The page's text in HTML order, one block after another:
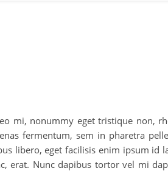
mi, nonummy eget tristique non,
fermentum, sem in pharetra
libero, eget facilisis enim ipsum id
erat. Nunc dapibus tortor vel mi